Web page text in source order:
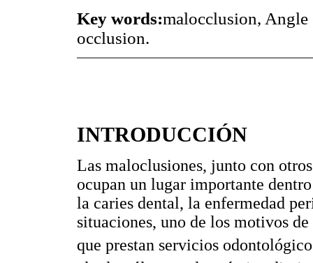
Key words:malocclusion, Angle
occlusion.
INTRODUCCIÓN
Las maloclusiones, junto con
ocupan un lugar importante
la caries dental, la enfermedad
situaciones, uno de los motivos
que prestan servicios